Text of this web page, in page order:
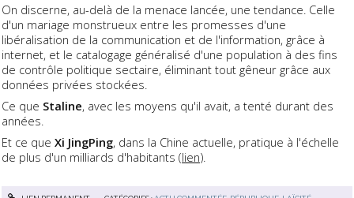
On discerne, au-delà de la menace lancée, une tendance. Celle
d'un mariage monstrueux entre les promesses d'une
libéralisation de la communication et de l'information, grâce à
internet, et le catalogage généralisé d'une population à des fins
de contrôle politique sectaire, éliminant tout gêneur grâce aux
données privées stockées.
Ce que Staline, avec les moyens qu'il avait, a tenté durant des
années.
Et ce que Xi JingPing, dans la Chine actuelle, pratique à l'échelle
de plus d'un milliards d'habitants (lien).